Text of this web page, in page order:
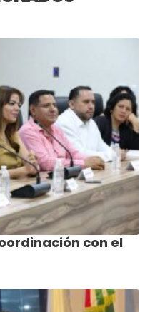
con el